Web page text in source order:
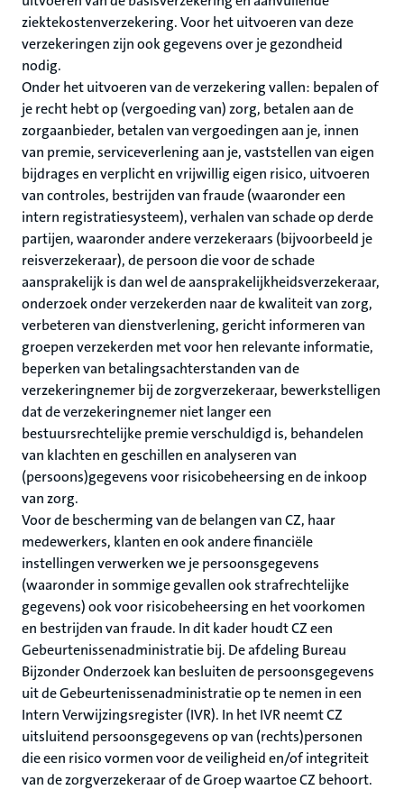
ziektekostenverzekering. Voor het uitvoeren van deze
verzekeringen zijn ook gegevens over je gezondheid
nodig.
Onder het uitvoeren van de verzekering vallen: bepalen of
je recht hebt op (vergoeding van) zorg, betalen aan de
zorgaanbieder, betalen van vergoedingen aan je, innen
van premie, serviceverlening aan je, vaststellen van eigen
bijdrages en verplicht en vrijwillig eigen risico, uitvoeren
van controles, bestrijden van fraude (waaronder een
intern registratiesysteem), verhalen van schade op derde
partijen, waaronder andere verzekeraars (bijvoorbeeld je
reisverzekeraar), de persoon die voor de schade
aansprakelijk is dan wel de aansprakelijkheidsverzekeraar,
onderzoek onder verzekerden naar de kwaliteit van zorg,
verbeteren van dienstverlening, gericht informeren van
groepen verzekerden met voor hen relevante informatie,
beperken van betalingsachterstanden van de
verzekeringnemer bij de zorgverzekeraar, bewerkstelligen
dat de verzekeringnemer niet langer een
bestuursrechtelijke premie verschuldigd is, behandelen
van klachten en geschillen en analyseren van
(persoons)gegevens voor risicobeheersing en de inkoop
van zorg.
Voor de bescherming van de belangen van CZ, haar
medewerkers, klanten en ook andere financiële
instellingen verwerken we je persoonsgegevens
(waaronder in sommige gevallen ook strafrechtelijke
gegevens) ook voor risicobeheersing en het voorkomen
en bestrijden van fraude. In dit kader houdt CZ een
Gebeurtenissenadministratie bij. De afdeling Bureau
Bijzonder Onderzoek kan besluiten de persoonsgegevens
uit de Gebeurtenissenadministratie op te nemen in een
Intern Verwijzingsregister (IVR). In het IVR neemt CZ
uitsluitend persoonsgegevens op van (rechts)personen
die een risico vormen voor de veiligheid en/of integriteit
van de zorgverzekeraar of de Groep waartoe CZ behoort.